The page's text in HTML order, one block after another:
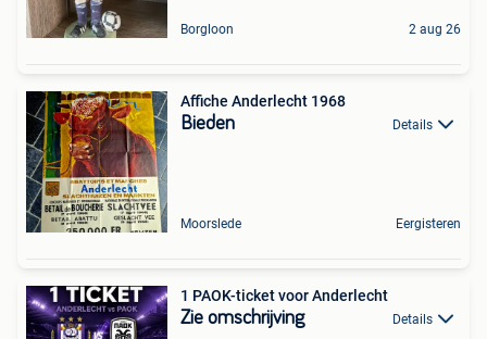
Borgloon 2 aug 26
Affiche Anderlecht 1968
Bieden Details
Moorslede Eergisteren
1 PAOK-ticket voor Anderlecht
Zie omschrijving Details